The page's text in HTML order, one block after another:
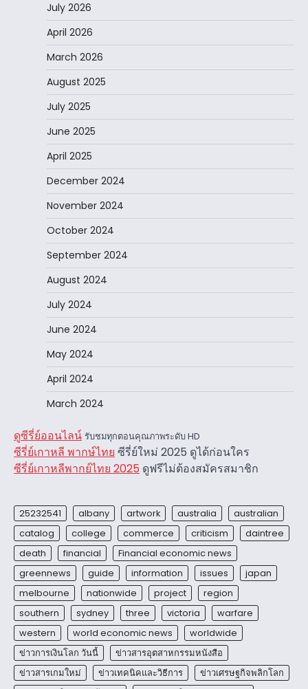
July 2026
April 2026
March 2026
August 2025
July 2025
June 2025
April 2025
December 2024
November 2024
October 2024
September 2024
August 2024
July 2024
June 2024
May 2024
April 2024
March 2024
ดูซีรี่ย์ออนไลน์ รับชมทุกตอนคุณภาพระดับ HD
ซีรี่ย์เกาหลี พากษ์ไทย ซีรี่ย์ใหม่ 2025 ดูได้ก่อนใคร
ซีรี่ย์เกาหลีพากย์ไทย 2025 ดูฟรีไม่ต้องสมัครสมาชิก
25232541 albany artwork australia
australian
catalog
college commerce criticism
daintree
death
financial
Financial economic news
greennews
guide information issues
japan
melbourne
nationwide project
region
southern
sydney three victoria
warfare
western
world economic news
worldwide
ข่าวการเงินโลก วันนี้
ข่าวสารอุตสาหกรรมหนังสือ
ข่าวสารเกมใหม่
ข่าวเทคนิคและวิธีการ
ข่าวเศรษฐกิจพลิกโลก